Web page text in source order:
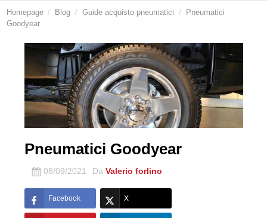
Homepage Blog Guide acquisto pneumatici
Pneumatici
Goodyear
Pneumatici Goodyear
08/09/2021 Da Valerio forlino
Facebook X